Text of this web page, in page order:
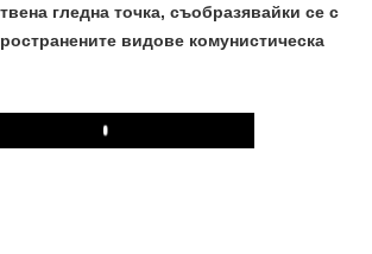
гледна точка, съобразявайки се с
видове комунистическа
Play